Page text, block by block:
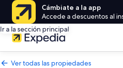
Cámbiate a la app
Accede a descuentos al
Ir a la sección principal
Ver todas las propiedades